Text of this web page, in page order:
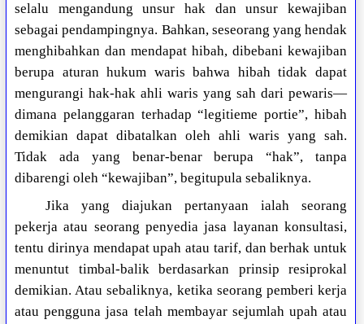
selalu mengandung unsur hak dan unsur kewajiban
sebagai pendampingnya. Bahkan, seseorang yang hendak
menghibahkan dan mendapat hibah, dibebani kewajiban
berupa aturan hukum waris bahwa hibah tidak dapat
mengurangi hak-hak ahli waris yang sah dari pewaris—
dimana pelanggaran terhadap “legitieme portie”, hibah
demikian dapat dibatalkan oleh ahli waris yang sah.
Tidak ada yang benar-benar berupa “hak”, tanpa
dibarengi oleh “kewajiban”, begitupula sebaliknya.
Jika yang diajukan pertanyaan ialah seorang
pekerja atau seorang penyedia jasa layanan konsultasi,
tentu dirinya mendapat upah atau tarif, dan berhak untuk
menuntut timbal-balik berdasarkan prinsip resiprokal
demikian. Atau sebaliknya, ketika seorang pemberi kerja
atau pengguna jasa telah membayar sejumlah upah atau